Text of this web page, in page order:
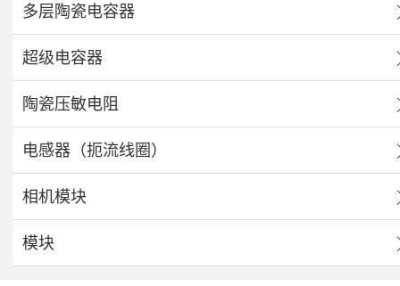
多层陶瓷电容器
超级电容器
陶瓷压敏电阻
电感器（扼流线圈）
相机模块
模块